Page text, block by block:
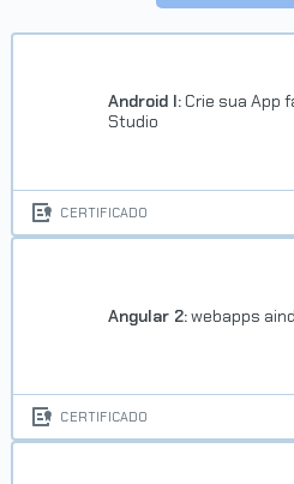
Android I: Crie sua App
Studio
CERTIFICADO
Angular 2:webapps
CERTIFICADO